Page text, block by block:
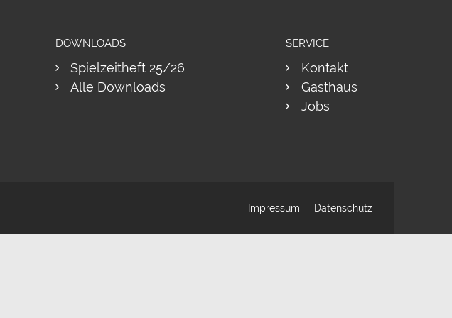
DOWNLOADS
Spielzeitheft 25/26
Alle Downloads
SERVICE
Kontakt
Gasthaus
Jobs
Impressum Datenschutz